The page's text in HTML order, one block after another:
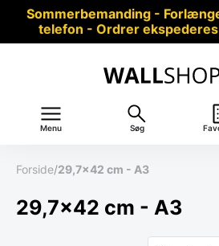
Sommerbemanding -
telefon - Ordrer
Menu Søg
Forside/29,7x42 cm - A3
29,7x42 cm - A3